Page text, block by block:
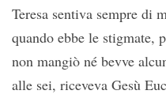
Teresa sentiva sempre di
quando ebbe le stigmate,
non mangiò né bevve
alle sei, riceveva Gesù